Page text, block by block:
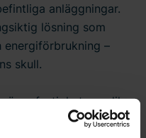
anläggningar.
lösning som
–
skull.
över fastighetens olika
så att ventilation, värme